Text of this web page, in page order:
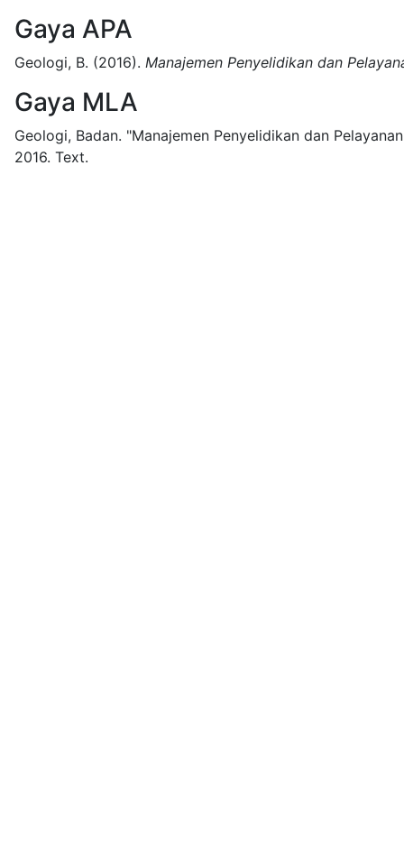
Gaya APA
Geologi, B. (2016). Manajemen Penyelidikan dan
Gaya MLA
Geologi, Badan. "Manajemen Penyelidikan dan
2016. Text.